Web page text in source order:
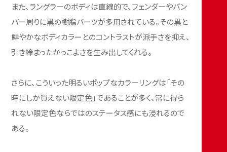
また、ラングラーのボディは直線的で、フェンダーやバン
パー周りに黒の樹脂パーツが多用されている。その黒と
鮮やかなボディカラーとのコントラストが派手さを抑え、
引き締まったかっこよさを生み出してくれる。
さらに、こういった明るいポップなカラーリングは「その
時にしか買えない限定色」であることが多く、常に得ら
れない限定色ならではのステータス感にも浸れるので
ある。